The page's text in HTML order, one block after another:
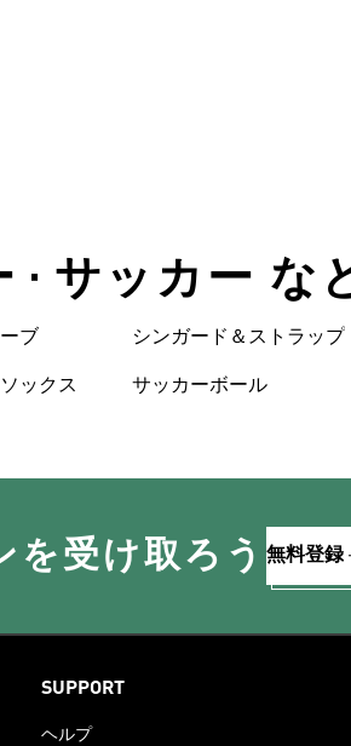
• サッカー な
ブ
ックス
シンガード＆ストラップ
サッカーボール
を受け取ろう 無料登録
SUPPORT
ヘルプ